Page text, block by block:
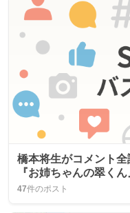
橋本将生がコメント
『お姉ちゃんの翠く
47件のポスト